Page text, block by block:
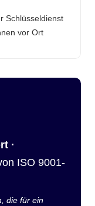
Schlüsseldienst
vor Ort
·
ISO 9001-
die für ein